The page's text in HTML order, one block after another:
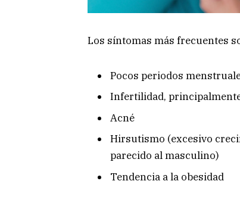
Los síntomas más frecuentes
Pocos periodos
Infertilidad,
Acné
Hirsutismo (excesivo
parecido al masculino)
Tendencia a la obesidad